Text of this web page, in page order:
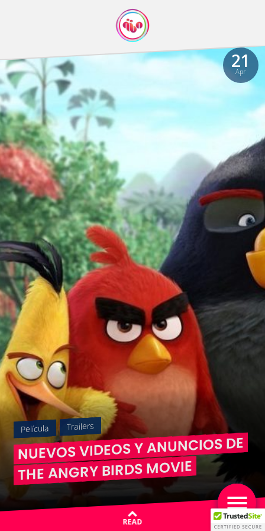
21
Apr
Película Trailers
NUEVOS VIDEOS Y ANUNCIOS DE
THE ANGRY BIRDS MOVIE
READ